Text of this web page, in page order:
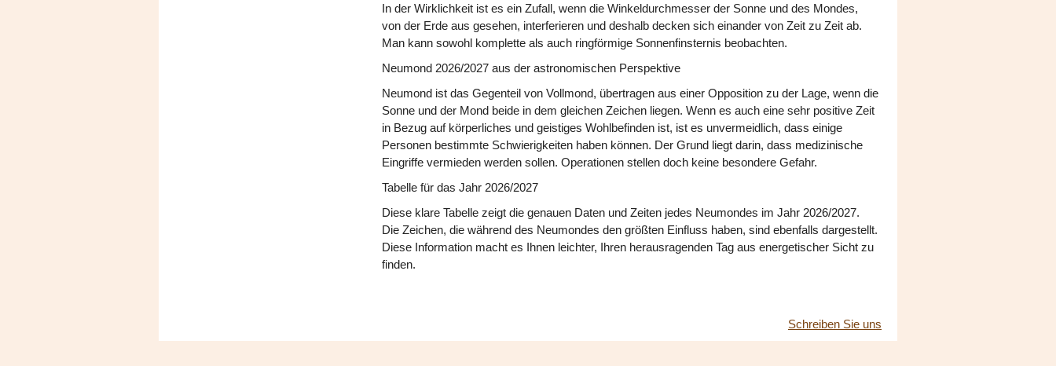
In der Wirklichkeit ist es ein Zufall, wenn die Winkeldurchmesser der Sonne und des Mondes,
von der Erde aus gesehen, interferieren und deshalb decken sich einander von Zeit zu Zeit ab.
Man kann sowohl komplette als auch ringförmige Sonnenfinsternis beobachten.
Neumond 2026/2027 aus der astronomischen Perspektive
Neumond ist das Gegenteil von Vollmond, übertragen aus einer Opposition zu der Lage, wenn die
Sonne und der Mond beide in dem gleichen Zeichen liegen. Wenn es auch eine sehr positive Zeit
in Bezug auf körperliches und geistiges Wohlbefinden ist, ist es unvermeidlich, dass einige
Personen bestimmte Schwierigkeiten haben können. Der Grund liegt darin, dass medizinische
Eingriffe vermieden werden sollen. Operationen stellen doch keine besondere Gefahr.
Tabelle für das Jahr 2026/2027
Diese klare Tabelle zeigt die genauen Daten und Zeiten jedes Neumondes im Jahr 2026/2027.
Die Zeichen, die während des Neumondes den größten Einfluss haben, sind ebenfalls dargestellt.
Diese Information macht es Ihnen leichter, Ihren herausragenden Tag aus energetischer Sicht zu
finden.
Schreiben Sie uns